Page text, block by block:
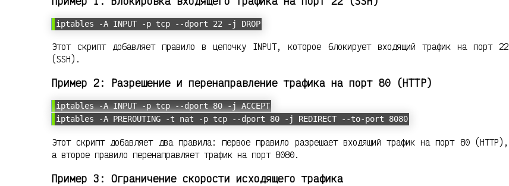
iptables -A INPUT -p tcp --dport 22 -j DROP
Этот скрипт добавляет правило в цепочку INPUT, которое блокирует входящий трафик на порт 22
(SSH).
Пример 2: Разрешение и перенаправление трафика на порт 80 (HTTP)
iptables -A INPUT -p tcp --dport 80 -j ACCEPT
iptables -A PREROUTING -t nat -p tcp --dport 80 -j REDIRECT --to-port 8080
Этот скрипт добавляет два правила: первое правило разрешает входящий трафик на порт 80 (HTTP),
а второе правило перенаправляет трафик на порт 8080.
Пример 3: Ограничение скорости исходящего трафика